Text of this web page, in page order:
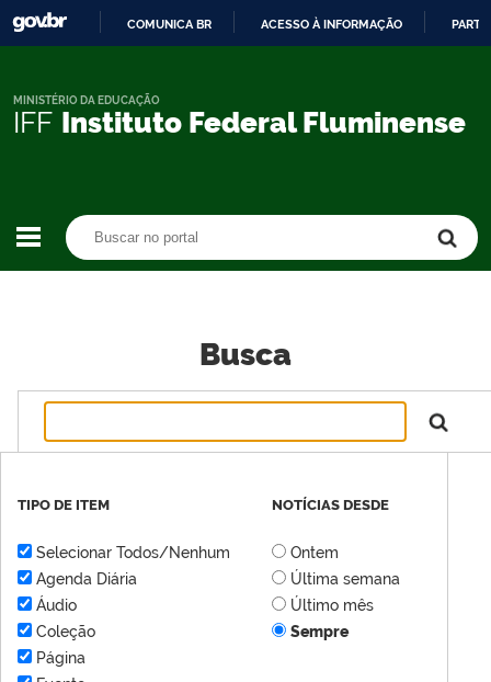
CONTEÚDO
COMUNICA BR ACESSO À INFORMAÇÃO
IFF Instituto Federal Fluminense
MINISTÉRIO DA EDUCAÇÃO
Busca
TIPO DE ITEM
Selecionar Todos/Nenhum
Agenda Diária
Áudio
Coleção
Página
NOTÍCIAS DESDE
Ontem
Última semana
Último mês
Sempre